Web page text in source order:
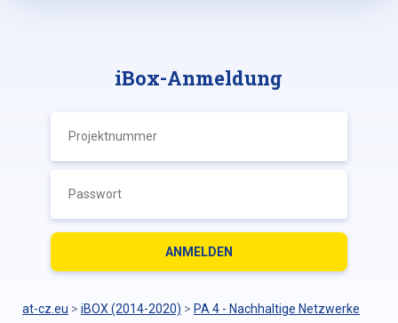
iBox-Anmeldung
at-cz.eu > iBOX (2014-2020) > PA 4 - Nachhaltige Netzwerke